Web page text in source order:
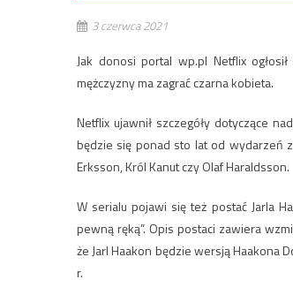
3 czerwca 2021
Jak donosi portal wp.pl Netflix
mężczyzny ma zagrać czarna kobieta.
Netflix ujawnił szczegóły dotyczące
będzie się ponad sto lat od wydarzeń
Erksson, Król Kanut czy Olaf Haraldsson.
W serialu pojawi się też postać Jarla
pewną ręką”. Opis postaci zawiera
że Jarl Haakon będzie wersją Haakona
r.